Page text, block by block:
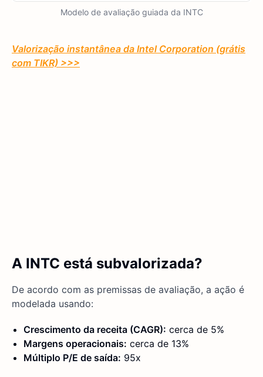
Modelo de avaliação guiada da INTC
Valorização instantânea da Intel Corporation (grátis
com TIKR) >>>
A INTC está subvalorizada?
De acordo com as premissas de avaliação, a ação é
modelada usando:
Crescimento da receita (CAGR): cerca de 5%
Margens operacionais: cerca de 13%
Múltiplo P/E de saída: 95x